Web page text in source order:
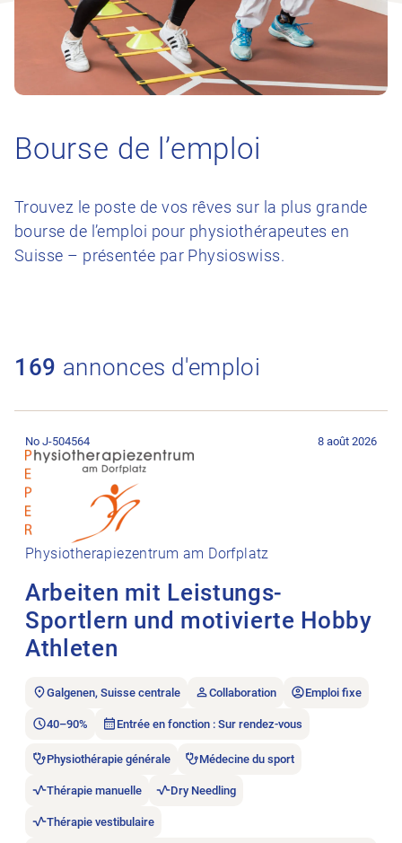
Bourse de l’emploi
Trouvez le poste de vos rêves sur la plus grande
bourse de l’emploi pour physiothérapeutes en
Suisse – présentée par Physioswiss.
169 annonces d'emploi
Physiotherapiezentrum am Dorfplatz
Arbeiten mit Leistungs-
Sportlern und motivierte Hobby
Athleten
No J-504564 8 août 2026
Galgenen, Suisse centrale Collaboration Emploi fixe
40–90% Entrée en fonction : Sur rendez-vous
Physiothérapie générale Médecine du sport
Thérapie manuelle Dry Needling
Thérapie vestibulaire